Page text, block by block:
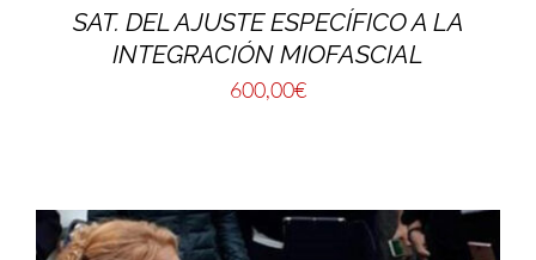
SAT. DEL AJUSTE ESPECÍFICO A LA
INTEGRACIÓN MIOFASCIAL
600,00€